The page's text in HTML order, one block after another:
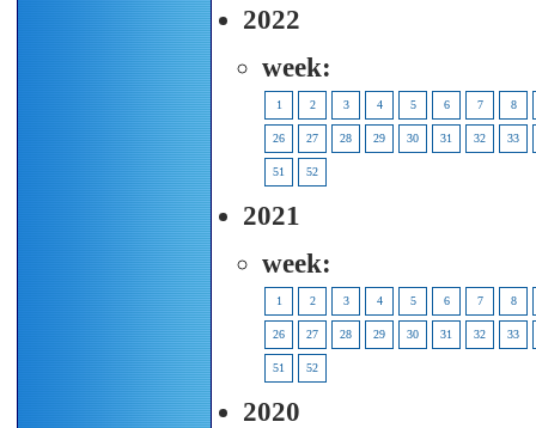
2022
week:
1 2 3 4 5 6 7 8
26 27 28 29 30 31 32 33
51 52
2021
week:
1 2 3 4 5 6 7 8
26 27 28 29 30 31 32 33
51 52
2020